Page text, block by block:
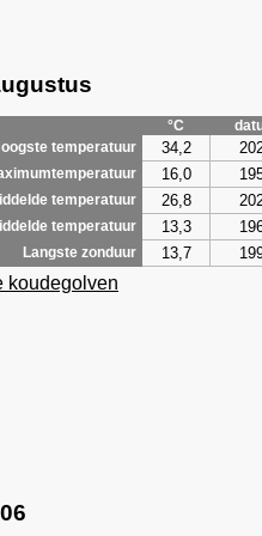
°C
temperatuur
34,2
16,0
temperatuur 26,8
temperatuur 13,3
Langste zonduur 13,7
koudegolven